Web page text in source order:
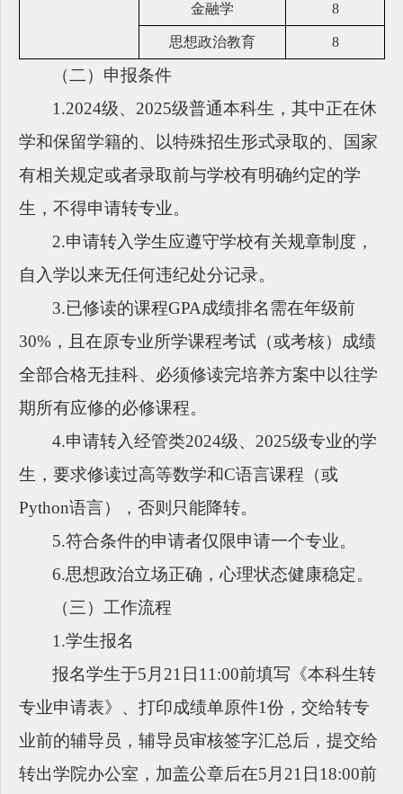
金融学 8
思想政治教育 8
（二）申报条件
1.2024级、2025级普通本科生，其中正在休
学和保留学籍的、以特殊招生形式录取的、国家
有相关规定或者录取前与学校有明确约定的学
生，不得申请转专业。
2.申请转入学生应遵守学校有关规章制度，
自入学以来无任何违纪处分记录。
3.已修读的课程GPA成绩排名需在年级前
30% ，且在原专业所学课程考试（或考核）成绩
全部合格无挂科、必须修读完培养方案中以往学
期所有应修的必修课程。
4.申请转入经管类2024级、2025级专业的学
生，要求修读过高等数学和C语言课程（或
Python语言），否则只能降转。
5.符合条件的申请者仅限申请一个专业。
6.思想政治立场正确，心理状态健康稳定。
（三）工作流程
1.学生报名
报名学生于5月21日11:00前填写《本科生转
专业申请表》、打印成绩单原件1份，交给转专
业前的辅导员，辅导员审核签字汇总后，提交给
转出学院办公室，加盖公章后在5月21日18:00前